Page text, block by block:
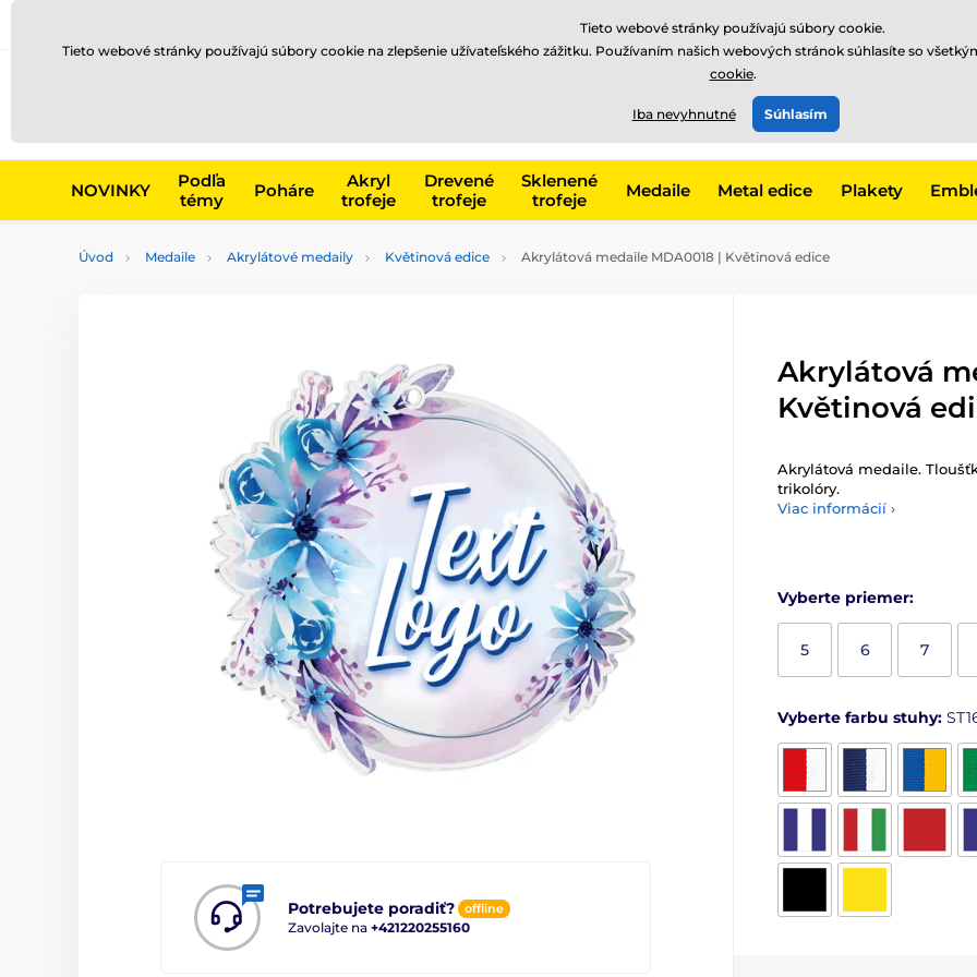
EUR
+421220255160
NOVINKY
Podľa
témy
Poháre
Akryl
trofeje
Drevené
trofeje
Sklenené
trofeje
Medaile Metal edice Plakety
Úvod Medaile Akrylátové medaily Květinová edice Akrylátová medaile MDA0018 | Květinová edice
Potrebujete poradiť? offline
Zavolajte na +421220255160
Akrylátová
Květinová
Akrylátová medaile.
trikolóry.
Viac informácií ›
Vyberte priemer:
5 6 7
Vyberte farbu stuhy:
Tieto webové stránky používajú súbory cookie.
Tieto webové stránky používajú súbory cookie na zlepšenie užívateľského zážitku. Používaním našich webových stránok súhlasíte so
cookie.
Iba nevyhnutné Súhlasím